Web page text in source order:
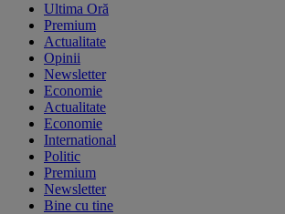
Ultima Oră
Premium
Actualitate
Opinii
Newsletter
Economie
Actualitate
Economie
International
Politic
Premium
Newsletter
Bine cu tine